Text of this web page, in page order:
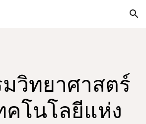
Skip to navigation
วิทยาศาสตร์
คโนโลยีแห่ง